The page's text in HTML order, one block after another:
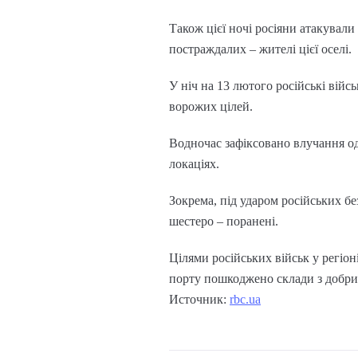
Також цієї ночі росіяни
постраждалих – жителі цієї оселі.
У ніч на 13 лютого російські
ворожих цілей.
Водночас зафіксовано влучання
локаціях.
Зокрема, під ударом російських
шестеро – поранені.
Цілями російських військ у
порту пошкоджено склади з
Источник: rbc.ua